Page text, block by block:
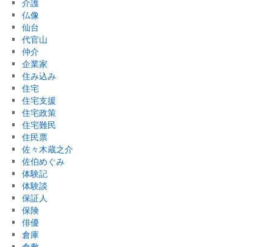
介護
仏像
仙台
代官山
仲介
企業家
住み込み
住宅
住宅支援
住宅政策
住宅難民
住民票
佐々木蔵之介
佐伯めぐみ
体験記
体験談
保証人
保険
俳優
倉庫